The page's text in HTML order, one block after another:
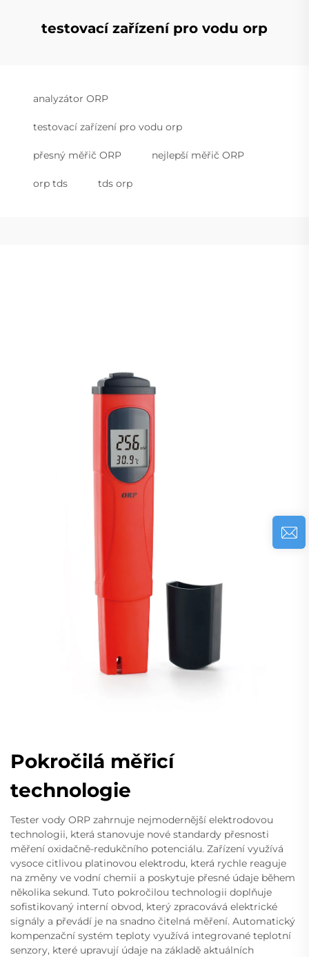
testovací zařízení pro vodu orp
analyzátor ORP
testovací zařízení pro vodu orp
přesný měřič ORP nejlepší měřič ORP
orp tds tds orp
Pokročilá měřicí
technologie
Tester vody ORP zahrnuje nejmodernější elektrodovou
technologii, která stanovuje nové standardy přesnosti
měření oxidačně-redukčního potenciálu. Zařízení využívá
vysoce citlivou platinovou elektrodu, která rychle reaguje
na změny ve vodní chemii a poskytuje přesné údaje během
několika sekund. Tuto pokročilou technologii doplňuje
sofistikovaný interní obvod, který zpracovává elektrické
signály a převádí je na snadno čitelná měření. Automatický
kompenzační systém teploty využívá integrované teplotní
senzory, které upravují údaje na základě aktuálních